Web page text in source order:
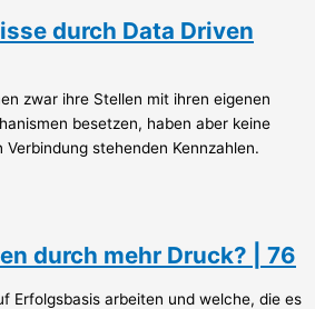
durch Data Driven
zwar ihre Stellen mit ihren eigenen
besetzen, haben aber keine
stehenden Kennzahlen.
durch mehr Druck? | 76
Erfolgsbasis arbeiten und welche, die es